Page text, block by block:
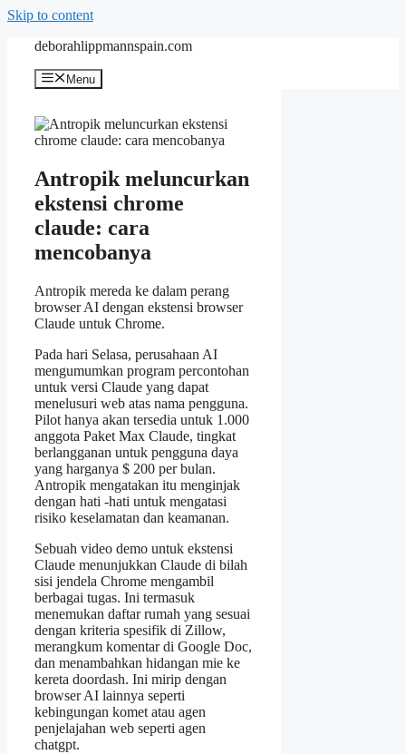
Skip to content
deborahlippmannspain.com
Menu
Antropik meluncurkan
ekstensi chrome
claude: cara
mencobanya
Antropik mereda ke dalam perang
browser AI dengan ekstensi browser
Claude untuk Chrome.
Pada hari Selasa, perusahaan AI
mengumumkan program percontohan
untuk versi Claude yang dapat
menelusuri web atas nama pengguna.
Pilot hanya akan tersedia untuk 1.000
anggota Paket Max Claude, tingkat
berlangganan untuk pengguna daya
yang harganya $ 200 per bulan.
Antropik mengatakan itu menginjak
dengan hati -hati untuk mengatasi
risiko keselamatan dan keamanan.
Sebuah video demo untuk ekstensi
Claude menunjukkan Claude di bilah
sisi jendela Chrome mengambil
berbagai tugas. Ini termasuk
menemukan daftar rumah yang sesuai
dengan kriteria spesifik di Zillow,
merangkum komentar di Google Doc,
dan menambahkan hidangan mie ke
kereta doordash. Ini mirip dengan
browser AI lainnya seperti
kebingungan komet atau agen
penjelajahan web seperti agen
chatgpt.